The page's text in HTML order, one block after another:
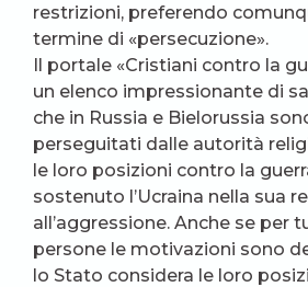
restrizioni, preferendo
termine di «persecuzione».
Il portale «Cristiani contro la
un elenco impressionante di
che in Russia e Bielorussia
perseguitati dalle autorità
le loro posizioni contro la
sostenuto l’Ucraina nella sua
all’aggressione. Anche se per
persone le motivazioni sono
lo Stato considera le loro